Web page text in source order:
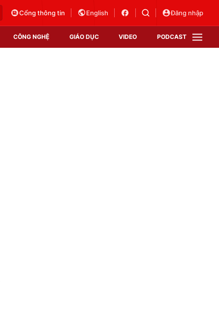
Cổng thông tin English Đăng nhập
CÔNG NGHỆ GIÁO DỤC VIDEO PODCAST